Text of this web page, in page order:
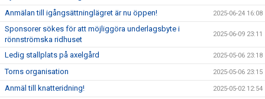
Anmälan till igångsättninglägret är nu öppen! 2025-06-24 16:08
Sponsorer sökes för att möjliggöra underlagsbyte i
rönnströmska ridhuset
2025-06-09 23:11
Ledig stallplats på axelgård 2025-05-06 23:18
Torns organisation 2025-05-06 23:15
Anmäl till knatteridning! 2025-05-02 12:54